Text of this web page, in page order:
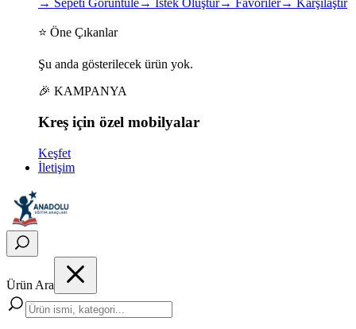
→ Sepeti Görüntüle→ İstek Oluştur→ Favoriler→ Karşılaştır
⭐ Öne Çıkanlar
Şu anda gösterilecek ürün yok.
🎉 KAMPANYA
Kreş için özel mobilyalar
Keşfet
İletişim
Ürün Ara